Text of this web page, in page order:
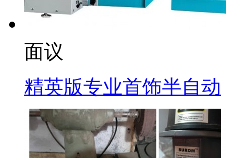
面议
精英版专业首饰半自动